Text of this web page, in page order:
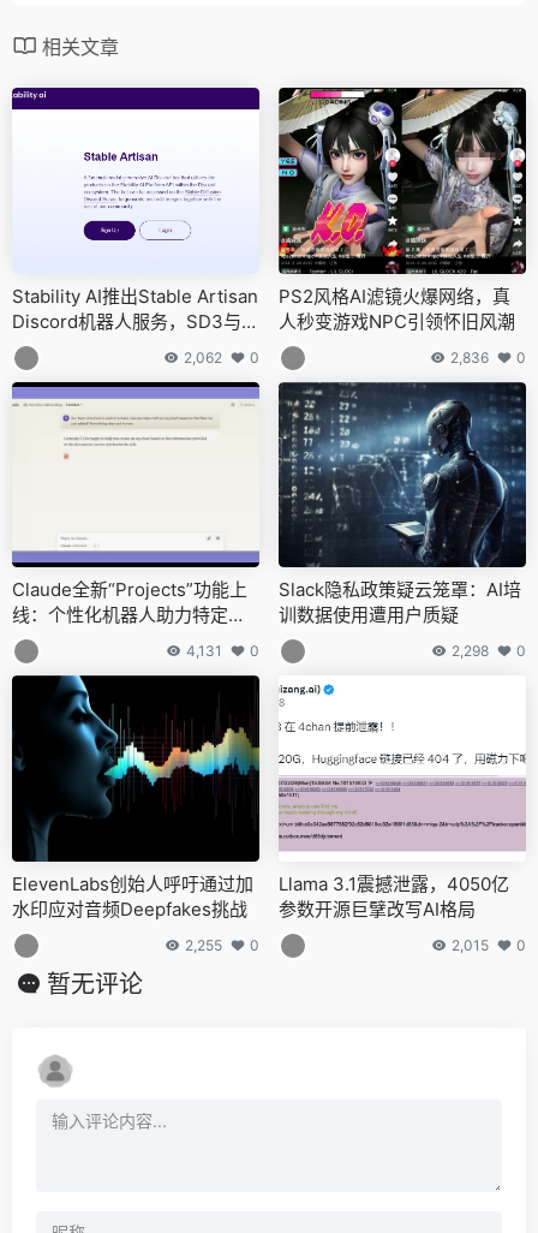
相关文章
Stability AI推出Stable Artisan
Discord机器人服务，SD3与S
VD功能触手可及
2,062 0
PS2风格AI滤镜火爆网络，真
人秒变游戏NPC引领怀旧风潮
2,836 0
Claude全新“Projects”功能上
线：个性化机器人助力特定项
目
4,131 0
Slack隐私政策疑云笼罩：AI培
训数据使用遭用户质疑
2,298 0
ElevenLabs创始人呼吁通过加
水印应对音频Deepfakes挑战
2,255 0
Llama 3.1震撼泄露，4050亿
参数开源巨擘改写AI格局
2,015 0
暂无评论